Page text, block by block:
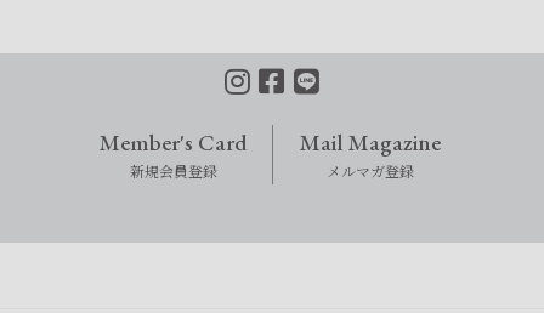
Member's Card
新規会員登録
Mail Magazine
メルマガ登録